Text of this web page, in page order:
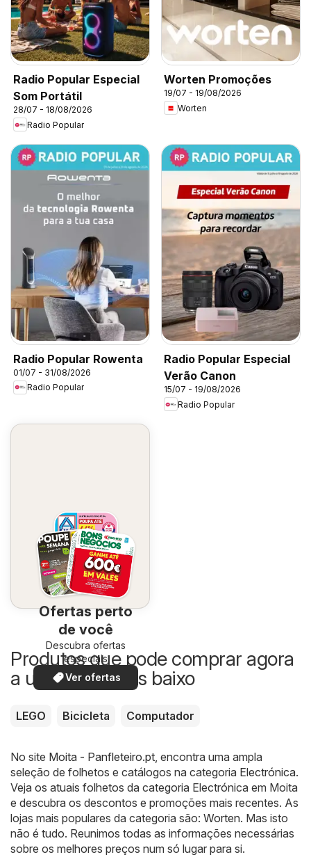
Radio Popular Especial
Som Portátil
28/07 - 18/08/2026
Radio Popular
Worten Promoções
19/07 - 19/08/2026
Worten
Radio Popular Rowenta
01/07 - 31/08/2026
Radio Popular
Radio Popular Especial
Verão Canon
15/07 - 19/08/2026
Radio Popular
Ofertas perto
de você
Descubra ofertas
especiais
Ver ofertas
Produtos que pode comprar agora
a um preço mais baixo
LEGO Bicicleta Computador
No site Moita - Panfleteiro.pt, encontra uma ampla
seleção de folhetos e catálogos na categoria Electrónica.
Veja os atuais folhetos da categoria Electrónica em Moita
e descubra os descontos e promoções mais recentes. As
lojas mais populares da categoria são: Worten. Mas isto
não é tudo. Reunimos todas as informações necessárias
sobre os melhores preços num só lugar para si.